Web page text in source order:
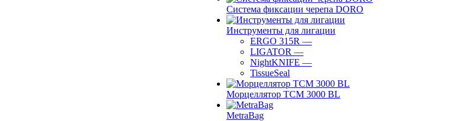
Система фиксации черепа DORO
Инструменты для лигации
ERGO 315R —
LIGATOR —
NightKNIFE —
TissueSeal
Морцеллятор ТСМ 3000 BL
MetraBag